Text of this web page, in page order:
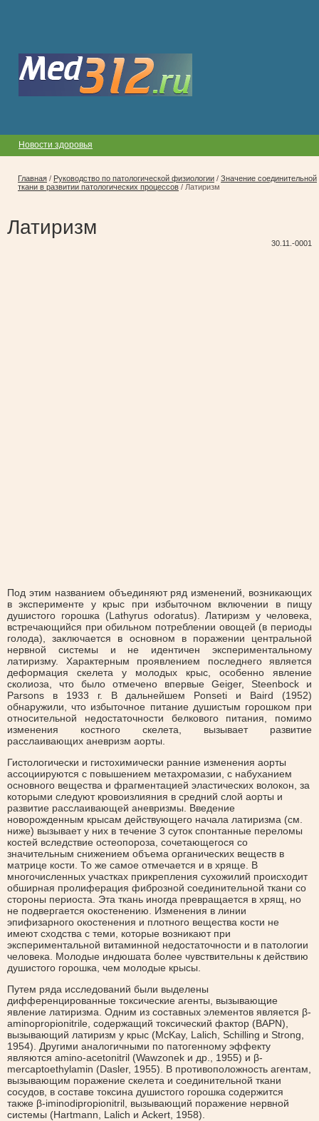
Новости здоровья
Главная / Руководство по патологической физиологии / Значение соединительной
ткани в развитии патологических процессов / Латиризм
Латиризм
30.11.-0001
Под этим названием объединяют ряд изменений, возникающих
в эксперименте у крыс при избыточном включении в пищу
душистого горошка (Lathyrus odoratus). Латиризм у человека,
встречающийся при обильном потреблении овощей (в периоды
голода), заключается в основном в поражении центральной
нервной системы и не идентичен экспериментальному
латиризму. Характерным проявлением последнего является
деформация скелета у молодых крыс, особенно явление
сколиоза, что было отмечено впервые Geiger, Steenbock и
Parsons в 1933 г. В дальнейшем Ponseti и Baird (1952)
обнаружили, что избыточное питание душистым горошком при
относительной недостаточности белкового питания, помимо
изменения костного скелета, вызывает развитие
расслаивающих аневризм аорты.
Гистологически и гистохимически ранние изменения аорты
ассоциируются с повышением метахромазии, с набуханием
основного вещества и фрагментацией эластических волокон, за
которыми следуют кровоизлияния в средний слой аорты и
развитие расслаивающей аневризмы. Введение
новорожденным крысам действующего начала латиризма (см.
ниже) вызывает у них в течение 3 суток спонтанные переломы
костей вследствие остеопороза, сочетающегося со
значительным снижением объема органических веществ в
матрице кости. То же самое отмечается и в хряще. В
многочисленных участках прикрепления сухожилий происходит
обширная пролиферация фиброзной соединительной ткани со
стороны периоста. Эта ткань иногда превращается в хрящ, но
не подвергается окостенению. Изменения в линии
эпифизарного окостенения и плотного вещества кости не
имеют сходства с теми, которые возникают при
экспериментальной витаминной недостаточности и в патологии
человека. Молодые индюшата более чувствительны к действию
душистого горошка, чем молодые крысы.
Путем ряда исследований были выделены
дифференцированные токсические агенты, вызывающие
явление латиризма. Одним из составных элементов является β-
aminopropionitrile, содержащий токсический фактор (BAPN),
вызывающий латиризм у крыс (McKay, Lalich, Schilling и Strong,
1954). Другими аналогичными по патогенному эффекту
являются amino-acetonitril (Wawzonek и др., 1955) и β-
mercaptoethylamin (Dasler, 1955). В противоположность агентам,
вызывающим поражение скелета и соединительной ткани
сосудов, в составе токсина душистого горошка содержится
также β-iminodipropionitril, вызывающий поражение нервной
системы (Hartmann, Lalich и Ackert, 1958).